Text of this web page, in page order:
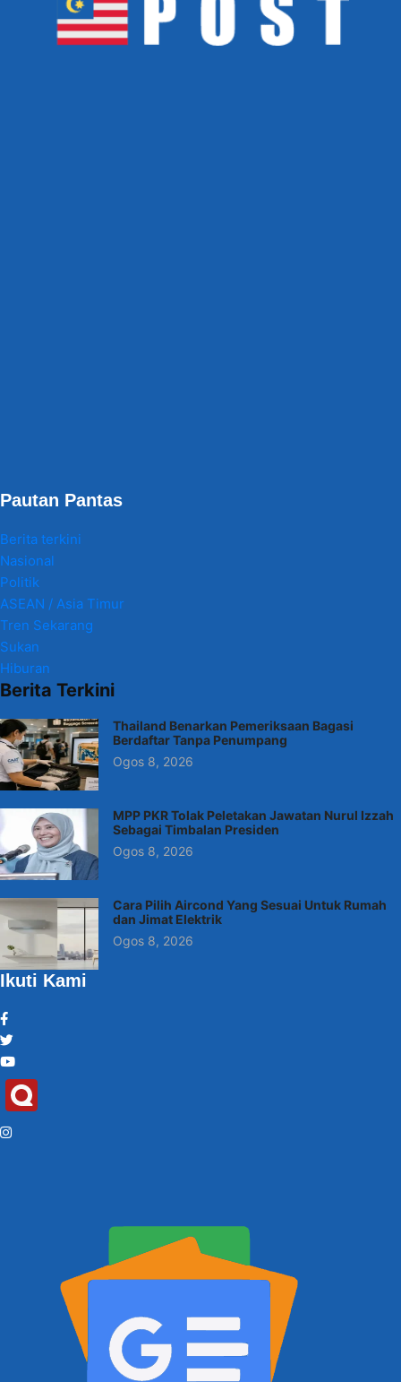
Pautan Pantas
Berita terkini
Nasional
Politik
ASEAN / Asia Timur
Tren Sekarang
Sukan
Hiburan
Berita Terkini
Thailand Benarkan Pemeriksaan Bagasi
Berdaftar Tanpa Penumpang
Ogos 8, 2026
MPP PKR Tolak Peletakan Jawatan Nurul Izzah
Sebagai Timbalan Presiden
Ogos 8, 2026
Cara Pilih Aircond Yang Sesuai Untuk Rumah
dan Jimat Elektrik
Ogos 8, 2026
Ikuti Kami